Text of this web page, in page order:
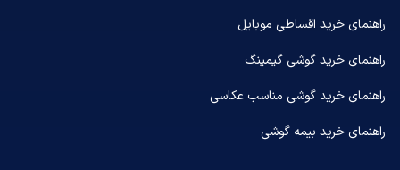
راهنمای خرید اقساطی موبایل
راهنمای خرید گوشی گیمینگ
راهنمای خرید گوشی مناسب عکاسی
راهنمای خرید بیمه گوشی